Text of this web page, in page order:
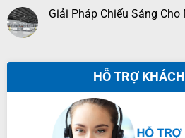
Giải Pháp Chiếu Sáng
HỖ TRỢ